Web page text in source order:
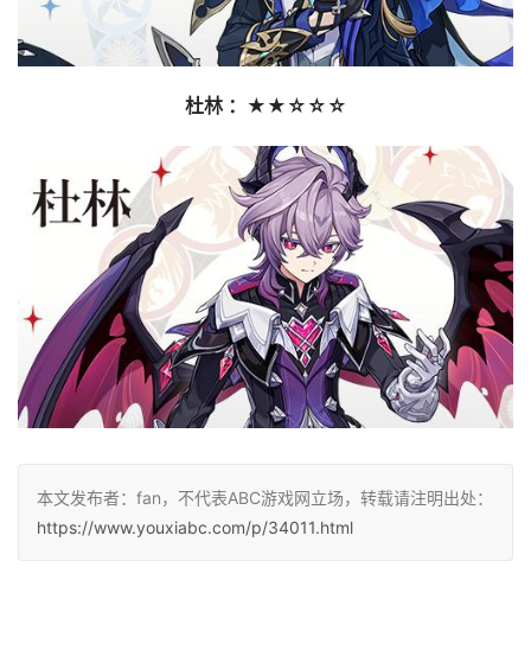
杜林 ：★★☆☆☆
本文发布者：fan，不代表ABC游戏网立场，转载请注明出处：
https://www.youxiabc.com/p/34011.html